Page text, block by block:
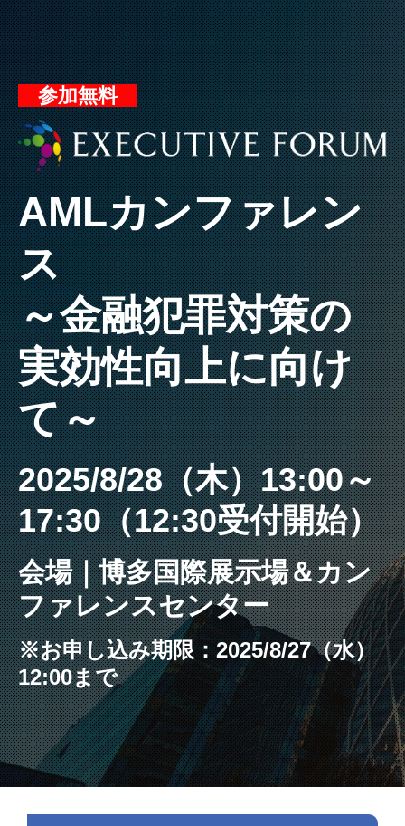
参加無料
AMLカンファレン
ス
～金融犯罪対策の
実効性向上に向け
て～
2025/8/28（木）13:00～
17:30（12:30受付開始）
会場｜博多国際展示場＆カン
ファレンスセンター
※お申し込み期限：2025/8/27（水）
12:00まで